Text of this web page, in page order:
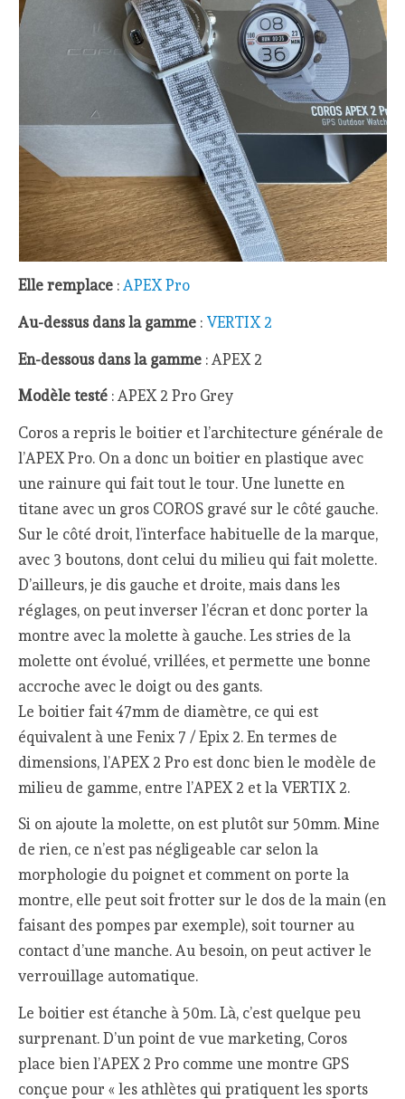
Elle remplace :APEX Pro
Au-dessus dans la gamme : VERTIX 2
En-dessous dans la gamme : APEX 2
Modèle testé : APEX 2 Pro Grey
Coros a repris le boitier et l’architecture générale de
l’APEX Pro. On a donc un boitier en plastique avec
une rainure qui fait tout le tour. Une lunette en
titane avec un gros COROS gravé sur le côté gauche.
Sur le côté droit, l’interface habituelle de la marque,
avec 3 boutons, dont celui du milieu qui fait molette.
D’ailleurs, je dis gauche et droite, mais dans les
réglages, on peut inverser l’écran et donc porter la
montre avec la molette à gauche. Les stries de la
molette ont évolué, vrillées, et permette une bonne
accroche avec le doigt ou des gants.
Le boitier fait 47mm de diamètre, ce qui est
équivalent à une Fenix 7 / Epix 2. En termes de
dimensions, l’APEX 2 Pro est donc bien le modèle de
milieu de gamme, entre l’APEX 2 et la VERTIX 2.
Si on ajoute la molette, on est plutôt sur 50mm. Mine
de rien, ce n’est pas négligeable car selon la
morphologie du poignet et comment on porte la
montre, elle peut soit frotter sur le dos de la main (en
faisant des pompes par exemple), soit tourner au
contact d’une manche. Au besoin, on peut activer le
verrouillage automatique.
Le boitier est étanche à 50m. Là, c’est quelque peu
surprenant. D’un point de vue marketing, Coros
place bien l’APEX 2 Pro comme une montre GPS
conçue pour « les athlètes qui pratiquent les sports